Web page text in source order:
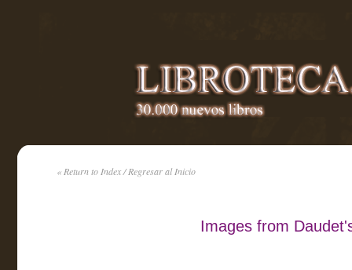
« Return to Index / Regresar al Inicio
Images from